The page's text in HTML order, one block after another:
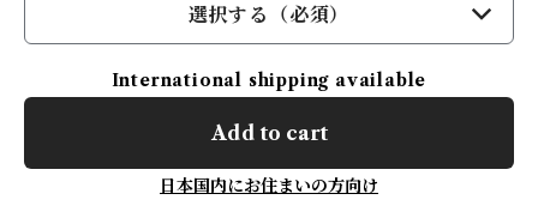
選択する（必須）
International shipping available
Add to cart
日本国内にお住まいの方向け